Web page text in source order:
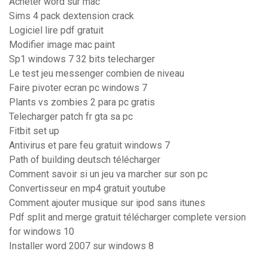
Sims 4 pack dextension crack
Logiciel lire pdf gratuit
Modifier image mac paint
Sp1 windows 7 32 bits telecharger
Le test jeu messenger combien de niveau
Faire pivoter ecran pc windows 7
Plants vs zombies 2 para pc gratis
Telecharger patch fr gta sa pc
Fitbit set up
Antivirus et pare feu gratuit windows 7
Path of building deutsch télécharger
Comment savoir si un jeu va marcher sur son pc
Convertisseur en mp4 gratuit youtube
Comment ajouter musique sur ipod sans itunes
Pdf split and merge gratuit télécharger complete version
for windows 10
Installer word 2007 sur windows 8